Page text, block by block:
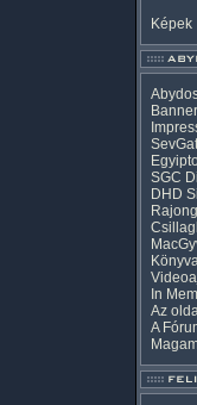
Képek
SGC
DHD
In
Az
A